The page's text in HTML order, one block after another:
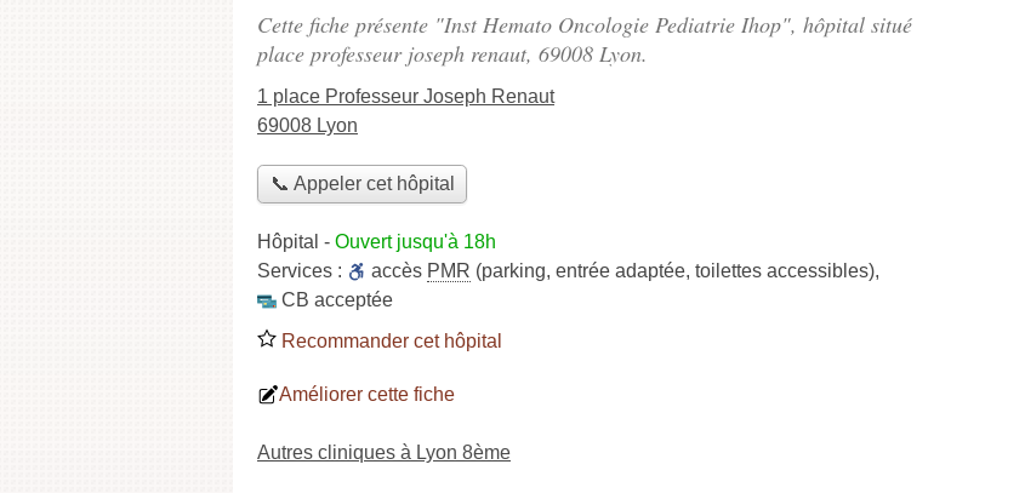
Cette fiche présente "Inst Hemato Oncologie Pediatrie Ihop", hôpital situé
place professeur joseph renaut, 69008 Lyon.
1 place Professeur Joseph Renaut
69008 Lyon
📞 Appeler cet hôpital
Hôpital - Ouvert jusqu'à 18h
Services :
accès PMR (parking, entrée adaptée, toilettes accessibles),
CB acceptée
Recommander cet hôpital
Améliorer cette fiche
Autres cliniques à Lyon 8ème